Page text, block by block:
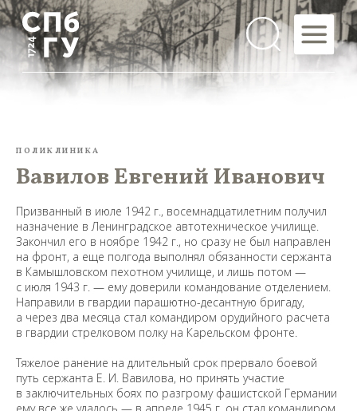
ПОЛИКЛИНИКА
Вавилов Евгений Иванович
Призванный в июле 1942 г., восемнадцатилетним получил
назначение в Ленинградское автотехническое училище.
Закончил его в ноябре 1942 г., но сразу не был направлен
на фронт, а еще полгода выполнял обязанности сержанта
в Камышловском пехотном училище, и лишь потом —
с июля 1943 г. — ему доверили командование отделением.
Направили в гвардии парашютно-десантную бригаду,
а через два месяца стал командиром орудийного расчета
в гвардии стрелковом полку на Карельском фронте.
Тяжелое ранение на длительный срок прервало боевой
путь сержанта Е. И. Вавилова, но принять участие
в заключительных боях по разгрому фашистской Германии